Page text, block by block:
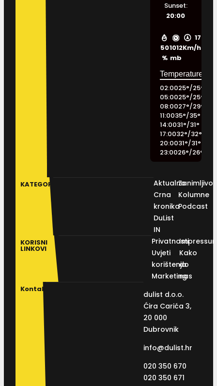
50
%
1012
mb
17
Km/h
Sunset:
20:00
02:0025°/25°
05:0025°/25°
08:0027°/29°
11:0035°/35°
14:0031°/31°
17:0032°/32°
20:0031°/31°
23:0026°/26°
KATEGORIJE
Aktualno
Crna
kronika
DuList
IN
Kolumne
Podcast
KORISNI
LINKOVI
Privatnosti
Uvjeti
korištenja
Marketing
Kako
do
nas
Kontakt
dulist d.o.o.
Ćira Carića 3,
20 000
Dubrovnik
info@dulist.hr
020 350 670
020 350 671